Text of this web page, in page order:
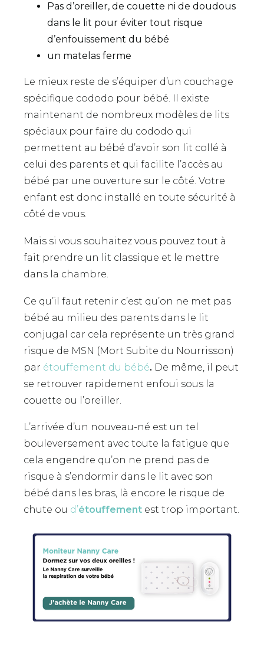
Pas d’oreiller, de couette ni de doudous
dans le lit pour éviter tout risque
d’enfouissement du bébé
un matelas ferme
Le mieux reste de s’équiper d’un couchage
spécifique cododo pour bébé. Il existe
maintenant de nombreux modèles de lits
spéciaux pour faire du cododo qui
permettent au bébé d’avoir son lit collé à
celui des parents et qui facilite l’accès au
bébé par une ouverture sur le côté. Votre
enfant est donc installé en toute sécurité à
côté de vous.
Mais si vous souhaitez vous pouvez tout à
fait prendre un lit classique et le mettre
dans la chambre.
Ce qu’il faut retenir c’est qu’on ne met pas
bébé au milieu des parents dans le lit
conjugal car cela représente un très grand
risque de MSN (Mort Subite du Nourrisson)
par étouffement du bébé. De même, il peut
se retrouver rapidement enfoui sous la
couette ou l’oreiller.
L’arrivée d’un nouveau-né est un tel
bouleversement avec toute la fatigue que
cela engendre qu’on ne prend pas de
risque à s’endormir dans le lit avec son
bébé dans les bras, là encore le risque de
chute ou d’étouffement est trop important.